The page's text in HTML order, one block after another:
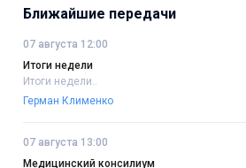
Ближайшие передачи
07 августа 12:00
Итоги недели
Итоги недели..
Герман Клименко
07 августа 13:00
Медицинский консилиум